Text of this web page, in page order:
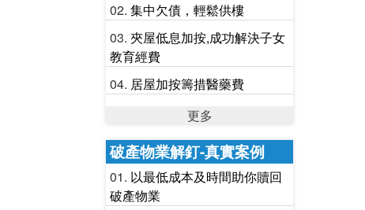
集中欠債，輕鬆供樓
夾屋低息加按,成功解決子女
教育經費
居屋加按籌措醫藥費
更多
破產物業解釘-真實案例
以最低成本及時間助你贖回
破產物業